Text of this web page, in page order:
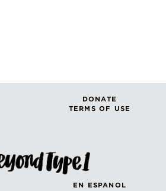
DONATE
TERMS OF USE
EN ESPANOL